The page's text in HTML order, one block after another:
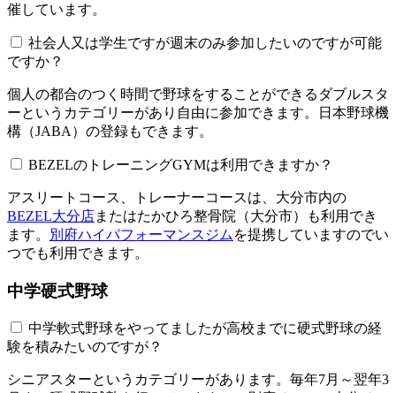
催しています。
社会人又は学生ですが週末のみ参加したいのですが可能
ですか？
個人の都合のつく時間で野球をすることができるダブルスタ
ーというカテゴリーがあり自由に参加できます。日本野球機
構（JABA）の登録もできます。
BEZELのトレーニングGYMは利用できますか？​​​​​
アスリートコース、トレーナーコースは、大分市内の
BEZEL大分店またはたかひろ整骨院（大分市）も利用でき
ます。
別府ハイパフォーマンスジム を提携していますのでい
つでも利用できます。
中学硬式野球
中学軟式野球をやってましたが高校までに硬式野球の経
験を積みたいのですが？
シニアスターというカテゴリーがあります。毎年7月～翌年3